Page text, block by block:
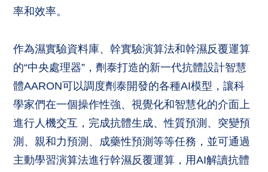
率和效率。
作為濕實驗資料庫、幹實驗演算法和幹濕反覆運算
的“中央處理器”，劑泰打造的新一代抗體設計智慧
體AARON可以調度劑泰開發的各種AI模型，讓科
學家們在一個操作性強、視覺化和智慧化的介面上
進行人機交互，完成抗體生成、性質預測、突變預
測、親和力預測、成藥性預測等等任務，並可通過
主動學習演算法進行幹濕反覆運算，用AI解讀抗體